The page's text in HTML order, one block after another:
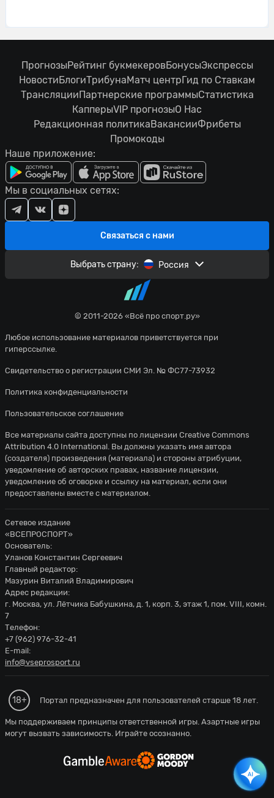
© 2011-2026 «Всё про спорт.ру»
Любое использование материалов приветствуется при
гиперссылке.
Свидетельство о регистрации СМИ Эл. № ФС77-73932
Политика конфиденциальности
Пользовательское соглашение
ПрогнозыРейтинг букмекеровБонусыЭкспрессы
НовостиБлогиТрибунаМатч центрГид по Ставкам
ТрансляцииПартнерские программыСтатистика
КапперыVIP прогнозыО Нас
Редакционная политикаВакансииФрибеты
Промокоды
Наше приложение:
Связаться с нами
Мы в социальных сетях:
Выбрать страну: Россия
Все материалы сайта доступны по лицензии Creative Commons
Attribution 4.0 International . Вы должны указать имя автора
(создателя) произведения (материала) и стороны атрибуции,
уведомление об авторских правах, название лицензии,
уведомление об оговорке и ссылку на материал, если они
предоставлены вместе с материалом.
Сетевое издание
«ВСЕПРОСПОРТ»
Основатель:
Уланов Константин Сергеевич
Главный редактор:
Мазурин Виталий Владимирович
Адрес редакции:
г. Москва, ул. Лётчика Бабушкина, д. 1, корп. 3, этаж 1, пом. VIII, комн.
7
Телефон:
+7 (962) 976-32-41
E-mail:
info@vseprosport.ru
18+ Портал предназначен для пользователей старше 18 лет.
Мы поддерживаем принципы ответственной игры. Азартные игры
могут вызвать зависимость. Играйте осознанно.